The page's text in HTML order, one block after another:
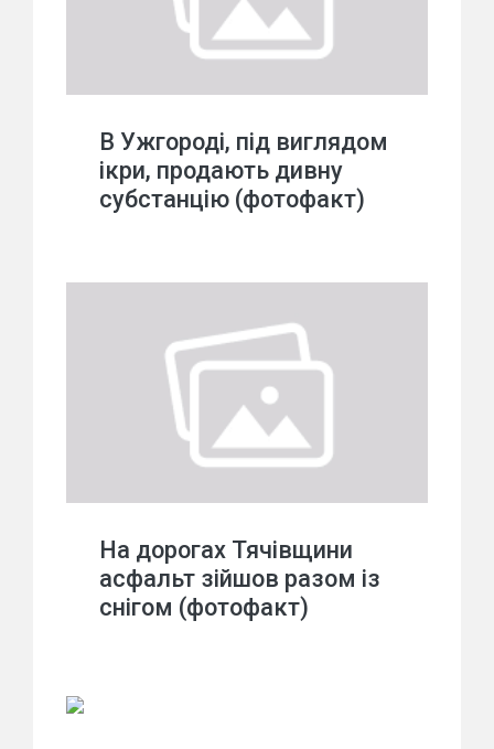
В Ужгороді, під виглядом
ікри, продають дивну
субстанцію (фотофакт)
На дорогах Тячівщини
асфальт зійшов разом із
снігом (фотофакт)